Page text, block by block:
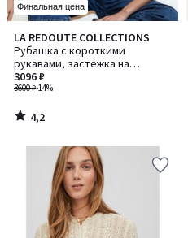
Финальная цена
LA REDOUTE COLLECTIONS
Рубашка с короткими
рукавами, застежка на
пуговицы спереди
3600 ₽-14%
3096 ₽
4,2
/ 5
4,2
/